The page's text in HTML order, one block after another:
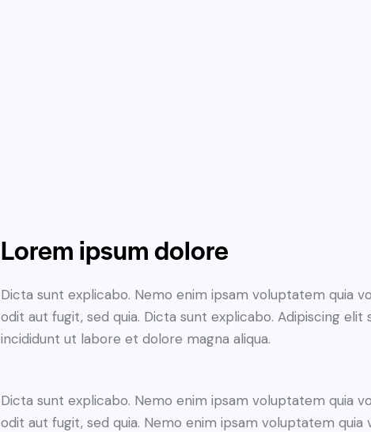
Lorem ipsum dolore
Dicta sunt explicabo. Nemo enim ipsam voluptatem quia
odit aut fugit, sed quia. Dicta sunt explicabo. Adipiscing
incididunt ut labore et dolore magna aliqua.
Dicta sunt explicabo. Nemo enim ipsam voluptatem quia
odit aut fugit, sed quia. Nemo enim ipsam voluptatem